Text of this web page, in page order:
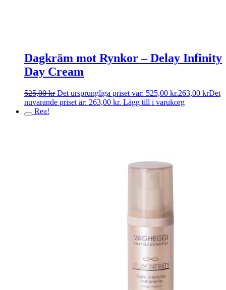
Dagkräm mot Rynkor – Delay Infinity
Day Cream
525,00kr Det ursprungliga priset var: 525,00 kr.263,00 krDet
nuvarande priset är: 263,00 kr. Lägg till i varukorg
Rea!